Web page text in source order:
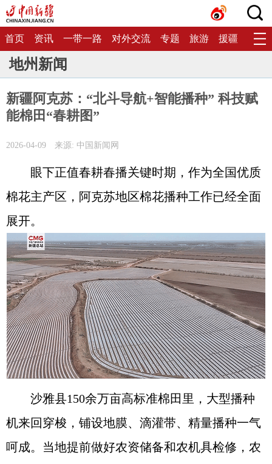
首页 资讯 一带一路 对外交流 专题 旅游 援疆 生态
地州新闻
新疆阿克苏：“北斗导航+智能播种” 科技赋
能棉田“春耕图”
2026-04-09 来源: 中国新闻网
眼下正值春耕春播关键时期，作为全国优质
棉花主产区，阿克苏地区棉花播种工作已经全面
展开。
沙雅县150余万亩高标准棉田里，大型播种
机来回穿梭，铺设地膜、滴灌带、精量播种一气
呵成。当地提前做好农资储备和农机具检修，农